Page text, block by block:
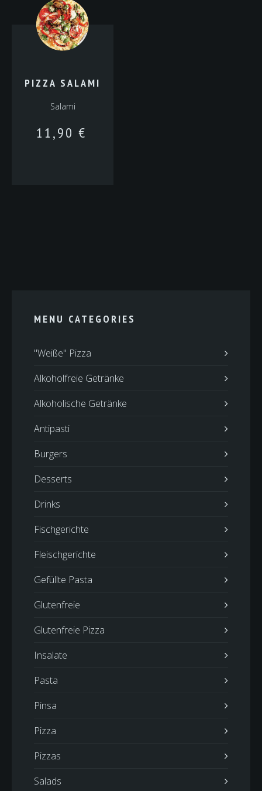
PIZZA SALAMI
Salami
11,90 €
MENU CATEGORIES
"Weiße" Pizza
Alkoholfreie Getränke
Alkoholische Getränke
Antipasti
Burgers
Desserts
Drinks
Fischgerichte
Fleischgerichte
Gefüllte Pasta
Glutenfreie
Glutenfreie Pizza
Insalate
Pasta
Pinsa
Pizza
Pizzas
Salads